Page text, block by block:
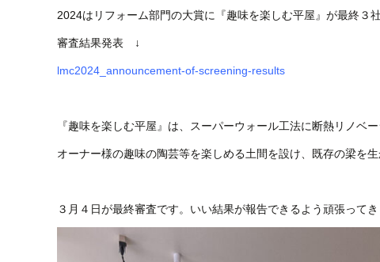
2024はリフォーム部門の大賞に『趣味を楽しむ平屋』が最終３
審査結果発表 ↓
lmc2024_announcement-of-screening-results
『趣味を楽しむ平屋』は、スーパーウォール工法に断熱リノベ
オーナー様の趣味の陶芸等を楽しめる土間を設け、既存の梁を
３月４日が最終審査です。いい結果が報告できるよう頑張ってき